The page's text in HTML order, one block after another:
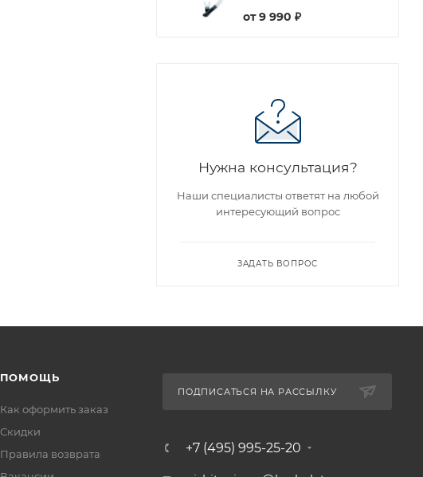
от9 990 ₽
Нужна консультация?
Наши специалисты ответят на любой
интересующий вопрос
ЗАДАТЬ ВОПРОС
ПОМОЩЬ
Как оформить заказ
Скидки
Правила возврата
ПОДПИСАТЬСЯ НА РАССЫЛКУ
+7 (495) 995-25-20​